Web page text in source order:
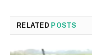
RELATED POSTS